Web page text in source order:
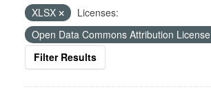
XLSX
Licenses:
Open Data Commons Attribution License
Filter Results